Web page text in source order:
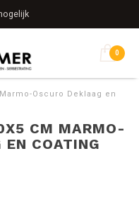
0
Oscuro Deklaag en
CM MARMO-
EN COATING